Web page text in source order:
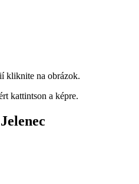
kliknite na obrázok.
kattintson a képre.